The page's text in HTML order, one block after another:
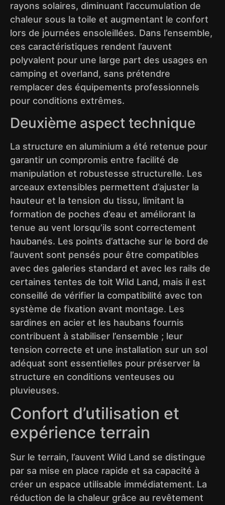
rayons solaires, diminuant l’accumulation de
chaleur sous la toile et augmentant le confort
lors de journées ensoleillées. Dans l’ensemble,
ces caractéristiques rendent l’auvent
polyvalent pour une large part des usages en
camping et overland, sans prétendre
remplacer des équipements professionnels
pour conditions extrêmes.
Deuxième aspect technique
La structure en aluminium a été retenue pour
garantir un compromis entre facilité de
manipulation et robustesse structurelle. Les
arceaux extensibles permettent d’ajuster la
hauteur et la tension du tissu, limitant la
formation de poches d’eau et améliorant la
tenue au vent lorsqu’ils sont correctement
haubanés. Les points d’attache sur le bord de
l’auvent sont pensés pour être compatibles
avec des galeries standard et avec les rails de
certaines tentes de toit Wild Land, mais il est
conseillé de vérifier la compatibilité avec ton
système de fixation avant montage. Les
sardines en acier et les haubans fournis
contribuent à stabiliser l’ensemble ; leur
tension correcte et une installation sur un sol
adéquat sont essentielles pour préserver la
structure en conditions venteuses ou
pluvieuses.
Confort d’utilisation et
expérience terrain
Sur le terrain, l’auvent Wild Land se distingue
par sa mise en place rapide et sa capacité à
créer un espace utilisable immédiatement. La
réduction de la chaleur grâce au revêtement